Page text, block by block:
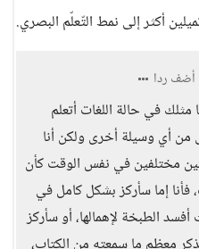
أكثر إلى نمط التّعلّم البصري.
أضف ردا
مثلك في حالة اللغات أتعلم
أي وسيلة أخرى ولكن أنا
مختلفين في نفس الوقت كأن
فأنا إما سأركز بشكل كامل في
الطبخة لإهمالها، أو سأركز